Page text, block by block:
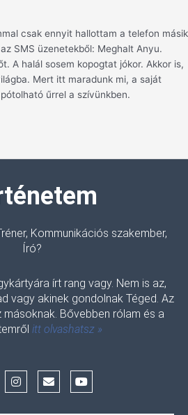
csak ennyit hallottam a telefon másik
SMS üzenetekből: Meghalt Anyu.
A halál sosem kopogtat jókor. Akkor is,
Mert itt maradunk mi, a saját
űrrel a szívünkben.
Kommunikációs szakember,
Író?
írt rang vagy. Nem is az,
vagy akinek gondolnak Téged. Az
másoknak. Bővebben rólam és a
itt olvashatsz »
I
n
s
E
n
v
Y
o
u